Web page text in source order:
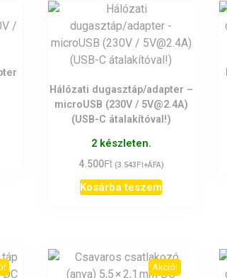
Hálózati dugasztáp/adapter –
microUSB (230V / 5V@2.4A)
(USB-C átalakítóval!)
2 készleten.
4.500Ft (3.543Ft+ÁFA)
Kosárba teszem
Akció!